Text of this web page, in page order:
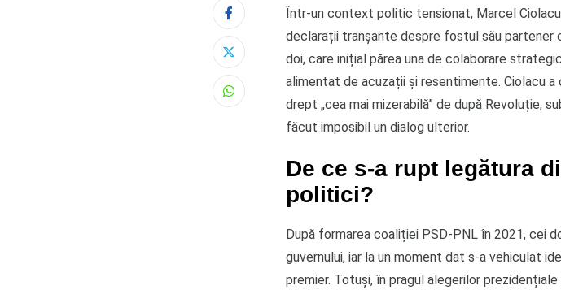
Whatsapp
Într-un context politic tensionat, Marcel
declarații tranșante despre fostul său partener
doi, care inițial părea una de colaborare
alimentat de acuzații și resentimente. Ciolacu
drept „cea mai mizerabilă” de după Revoluție,
făcut imposibil un dialog ulterior.
De ce s-a rupt legătura
politici?
După formarea coaliției PSD-PNL în 2021, cei
guvernului, iar la un moment dat s-a vehiculat
premier. Totuși, în pragul alegerilor